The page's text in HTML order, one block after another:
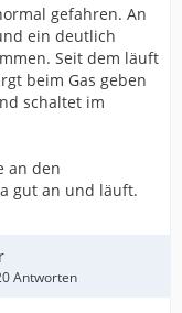
gefahren. An
ein deutlich
Seit dem läuft
beim Gas geben
schaltet im
an den
gut an und läuft.
Antworten